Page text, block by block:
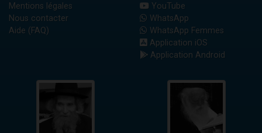
Mentions légales
Nous contacter
Aide (FAQ)
YouTube
WhatsApp
WhatsApp Femmes
Application iOS
Application Android